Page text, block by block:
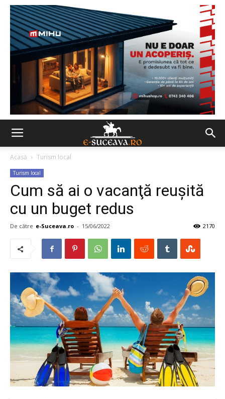
Acasă Turism local
Turism local
Cum să ai o vacanţă reuşită
cu un buget redus
De către e-Suceava.ro - 15/06/2022 2170